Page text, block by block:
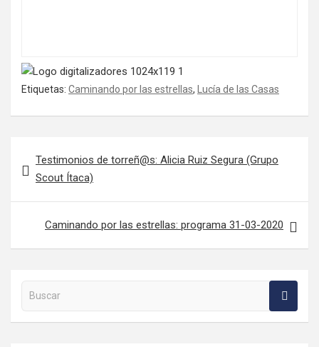
Etiquetas: Caminando por las estrellas, Lucía de las Casas
Testimonios de torreñ@s: Alicia Ruiz Segura (Grupo
Scout Ítaca)
Caminando por las estrellas: programa 31-03-2020
Buscar en la web